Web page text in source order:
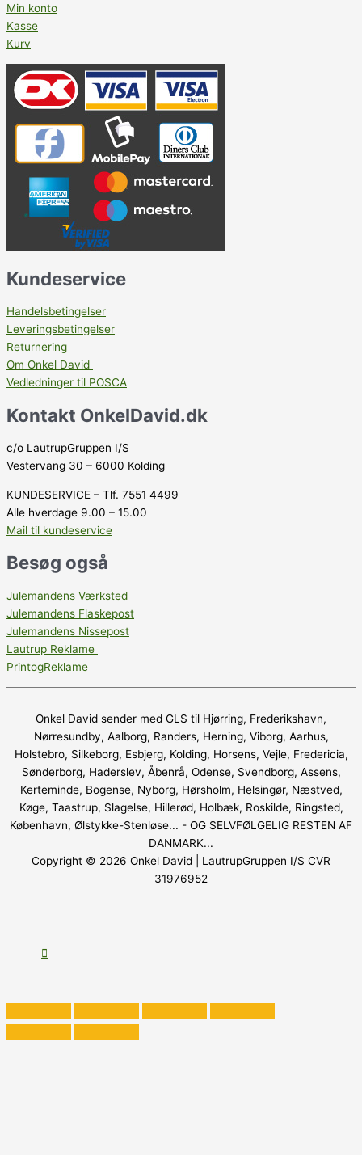
Min konto
Kasse
Kurv
Kundeservice
Handelsbetingelser
Leveringsbetingelser
Returnering
Om Onkel David
Vedledninger til POSCA
Kontakt OnkelDavid.dk
c/o LautrupGruppen I/S
Vestervang 30 – 6000 Kolding
KUNDESERVICE – Tlf. 7551 4499
Alle hverdage 9.00 – 15.00
Mail til kundeservice
Besøg også
Julemandens Værksted
Julemandens Flaskepost
Julemandens Nissepost
Lautrup Reklame
PrintogReklame
Onkel David sender med GLS til Hjørring, Frederikshavn,
Nørresundby, Aalborg, Randers, Herning, Viborg, Aarhus,
Holstebro, Silkeborg, Esbjerg, Kolding, Horsens, Vejle, Fredericia,
Sønderborg, Haderslev, Åbenrå, Odense, Svendborg, Assens,
Kerteminde, Bogense, Nyborg, Hørsholm, Helsingør, Næstved,
Køge, Taastrup, Slagelse, Hillerød, Holbæk, Roskilde, Ringsted,
København, Ølstykke-Stenløse... - OG SELVFØLGELIG RESTEN AF
DANMARK...
Copyright © 2026 Onkel David | LautrupGruppen I/S CVR
31976952